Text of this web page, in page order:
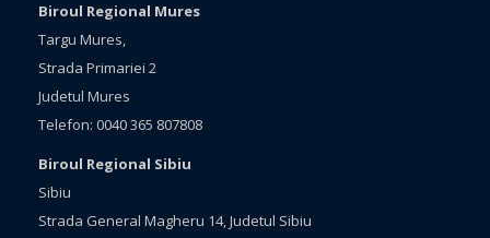
Biroul Regional Mures
Targu Mures,
Strada Primariei 2
Judetul Mures
Telefon: 0040 365 807808
Biroul Regional Sibiu
Sibiu
Strada General Magheru 14, Judetul Sibiu